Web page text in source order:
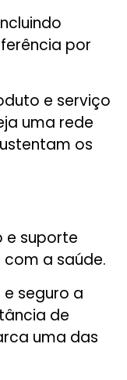
por
e serviço
uma rede
os
e suporte
a saúde.
seguro a
de
uma das